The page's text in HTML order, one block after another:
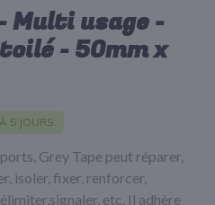
Multi usage -
- 50mm x
5 JOURS.
Grey Tape peut réparer,
isoler, fixer, renforcer,
etc. Il adhère